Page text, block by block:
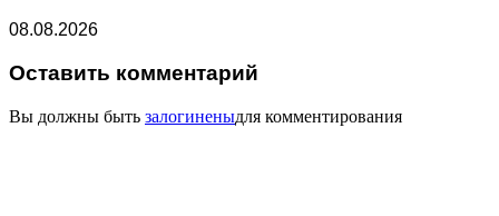
08.08.2026
Оставить комментарий
Вы должны быть залогиненыдля комментирования